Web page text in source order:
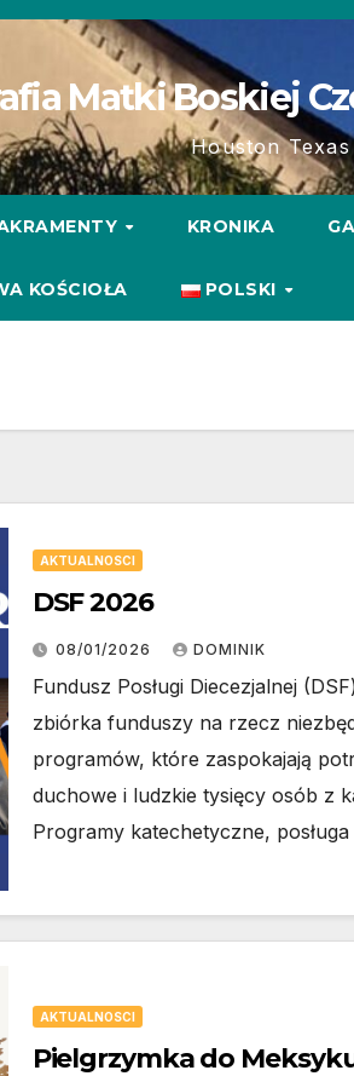
Matki Boskiej
Houston Texas
KRONIKA
KOŚCIOŁA POLSKI
AKTUALNOSCI
DSF 2026
08/01/2026 DOMINIK
Fundusz Posługi Diecezjalnej
zbiórka funduszy na rzecz
programów, które zaspokajają
duchowe i ludzkie tysięcy osób z
Programy katechetyczne,
AKTUALNOSCI
Pielgrzymka do